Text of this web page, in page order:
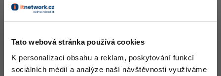
Tato webová stránka používá cookies
K personalizaci obsahu a reklam, poskytování funkcí
sociálních médií a analýze naší návštěvnosti využíváme
Více
Fórum
Kybernetická bezpečnost
Elektronický podpis